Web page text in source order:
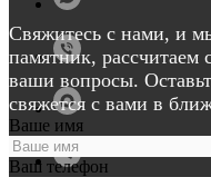
Свяжитесь с нами, и
памятник, рассчитаем
ваши вопросы.
свяжется с вами в
Ваше имя
Ваш телефон